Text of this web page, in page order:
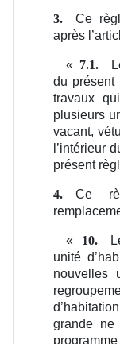
3.
Ce
après
« 7.1.
du présent
travaux
plusieurs
vacant,
l’intérieur
présent
4.
Ce
« 10.
unité
nouvelles
grande ne